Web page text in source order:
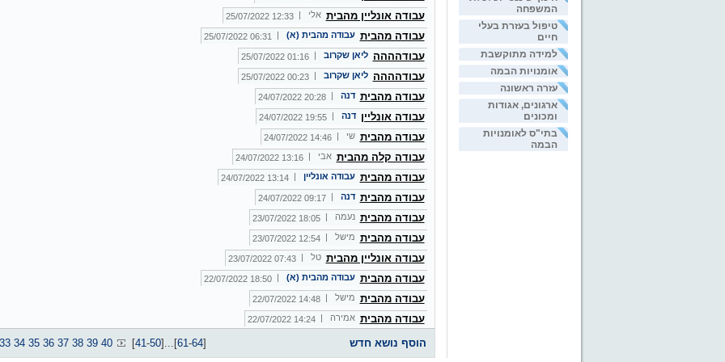
המשפחה
טיפול בעזרת בעלי
חיים
למידה מתוקשבת
אומנויות הבמה
עזרה ראשונה
ארגונים, אגודות
ומכונים
בתי"ס לאומנויות
הבמה
עבודה אונליין מהבית אלי | 12:33 25/07/2022
עבודה מהבית עבודה מהבית (א) |
06:31 25/07/2022
עבודהההה ליאן שקרוב |
01:16 25/07/2022
עבודהההה ליאן שקרוב |
00:23 25/07/2022
עבודה מהבית דנה |
20:28 24/07/2022
עבודה אונליין דנה |
19:55 24/07/2022
עבודה מהבית שי | 14:46 24/07/2022
עבודה קלה מהבית אבי | 13:16 24/07/2022
עבודה מהבית עבודה אונליין |
13:14 24/07/2022
עבודה מהבית דנה |
09:17 24/07/2022
עבודה מהבית נעמה | 18:05 23/07/2022
עבודה מהבית מישל | 12:54 23/07/2022
עבודה אונליין מהבית טל | 07:43 23/07/2022
עבודה מהבית עבודה מהבית (א) |
18:50 22/07/2022
עבודה מהבית מישל | 14:48 22/07/2022
עבודה מהבית אמירה | 14:24 22/07/2022
הוסף נושא חדש 33 34 35 36 37 38 39 40 [41-50] ... [61-64]